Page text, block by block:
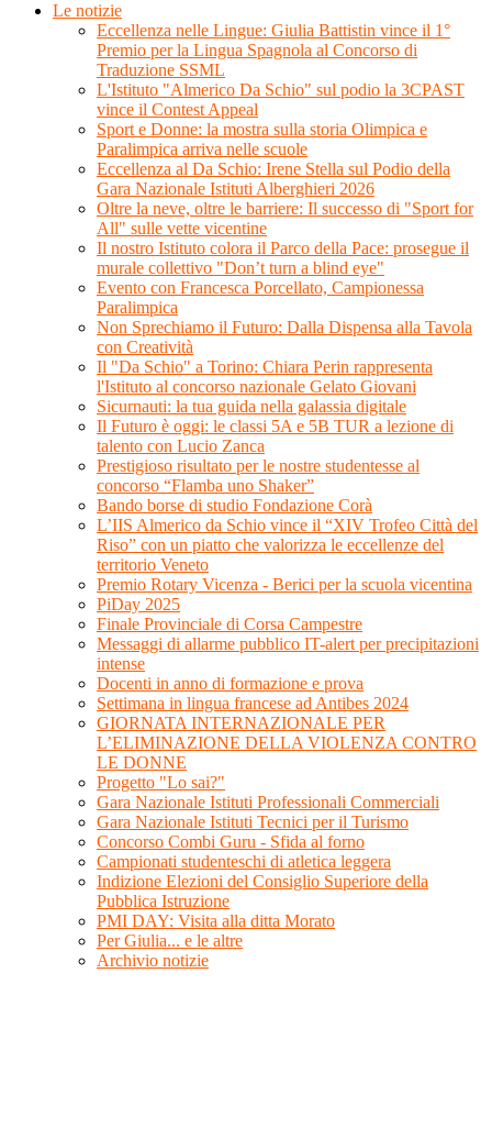
Le notizie
Eccellenza nelle Lingue: Giulia Battistin vince il 1°
Premio per la Lingua Spagnola al Concorso di
Traduzione SSML
L'Istituto "Almerico Da Schio" sul podio la 3CPAST
vince il Contest Appeal
Sport e Donne: la mostra sulla storia Olimpica e
Paralimpica arriva nelle scuole
Eccellenza al Da Schio: Irene Stella sul Podio della
Gara Nazionale Istituti Alberghieri 2026
Oltre la neve, oltre le barriere: Il successo di "Sport for
All" sulle vette vicentine
Il nostro Istituto colora il Parco della Pace: prosegue il
murale collettivo "Don’t turn a blind eye"
Evento con Francesca Porcellato, Campionessa
Paralimpica
Non Sprechiamo il Futuro: Dalla Dispensa alla Tavola
con Creatività
Il "Da Schio" a Torino: Chiara Perin rappresenta
l'Istituto al concorso nazionale Gelato Giovani
Sicurnauti: la tua guida nella galassia digitale
Il Futuro è oggi: le classi 5A e 5B TUR a lezione di
talento con Lucio Zanca
Prestigioso risultato per le nostre studentesse al
concorso “Flamba uno Shaker”
Bando borse di studio Fondazione Corà
L’IIS Almerico da Schio vince il “XIV Trofeo Città del
Riso” con un piatto che valorizza le eccellenze del
territorio Veneto
Premio Rotary Vicenza - Berici per la scuola vicentina
PiDay 2025
Finale Provinciale di Corsa Campestre
Messaggi di allarme pubblico IT-alert per precipitazioni
intense
Docenti in anno di formazione e prova
Settimana in lingua francese ad Antibes 2024
GIORNATA INTERNAZIONALE PER
L’ELIMINAZIONE DELLA VIOLENZA CONTRO
LE DONNE
Progetto "Lo sai?"
Gara Nazionale Istituti Professionali Commerciali
Gara Nazionale Istituti Tecnici per il Turismo
Concorso Combi Guru - Sfida al forno
Campionati studenteschi di atletica leggera
Indizione Elezioni del Consiglio Superiore della
Pubblica Istruzione
PMI DAY: Visita alla ditta Morato
Per Giulia... e le altre
Archivio notizie